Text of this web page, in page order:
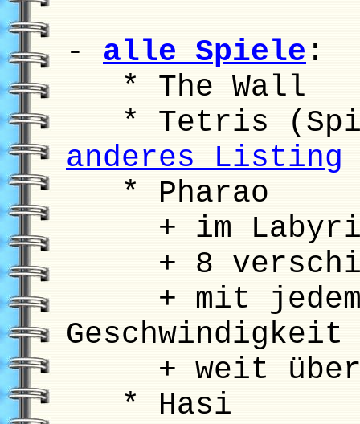
- alle Spiele :
* The Wall
* Tetris
anderes Listing
* Pharao
+ im
+ 8
+ mit jedem
Geschwindigkeit
+ weit über
* Hasi